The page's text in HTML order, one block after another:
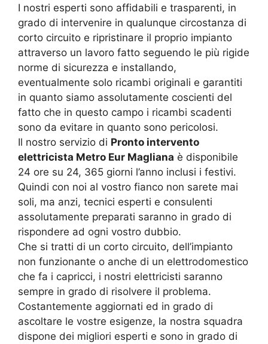
I nostri esperti sono affidabili e trasparenti, in
grado di intervenire in qualunque circostanza di
corto circuito e ripristinare il proprio impianto
attraverso un lavoro fatto seguendo le più rigide
norme di sicurezza e installando,
eventualmente solo ricambi originali e garantiti
in quanto siamo assolutamente coscienti del
fatto che in questo campo i ricambi scadenti
sono da evitare in quanto sono pericolosi.
Il nostro servizio di Pronto intervento
elettricista Metro Eur Magliana è disponibile
24 ore su 24, 365 giorni l’anno inclusi i festivi.
Quindi con noi al vostro fianco non sarete mai
soli, ma anzi, tecnici esperti e consulenti
assolutamente preparati saranno in grado di
rispondere ad ogni vostro dubbio.
Che si tratti di un corto circuito, dell’impianto
non funzionante o anche di un elettrodomestico
che fa i capricci, i nostri elettricisti saranno
sempre in grado di risolvere il problema.
Costantemente aggiornati ed in grado di
ascoltare le vostre esigenze, la nostra squadra
dispone dei migliori esperti e sono in grado di